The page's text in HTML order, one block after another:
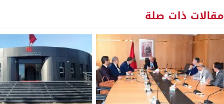
مقالات ذات صلة